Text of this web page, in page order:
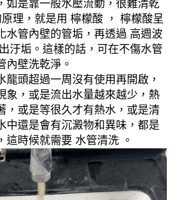
如是靠一般水壓流動，很難清乾
理，就是用 檸檬酸 ， 檸檬酸呈
水管內壁的管垢，再透過 高週波
汙垢。這樣的話，可在不傷水管
內壁洗乾淨。
龍頭超過一周沒有使用再開啟，
象，或是流出水量越來越少，熱
，或是等很久才有熱水，或是清
中還是會有沉澱物和異味，都是
這時候就需要 水管清洗 。